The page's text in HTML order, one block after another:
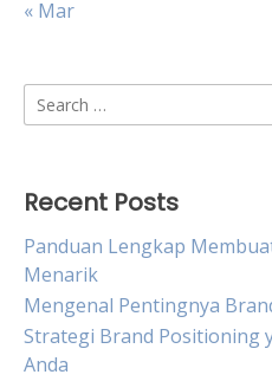
« Mar
Search
for:
Recent Posts
Panduan Lengkap
Menarik
Mengenal Pentingnya
Strategi Brand Positioning
Anda